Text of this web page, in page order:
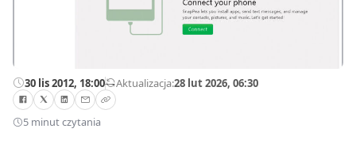
30 lis 2012, 18:00—Aktualizacja:28 lut 2026, 06:30
5 minut czytania